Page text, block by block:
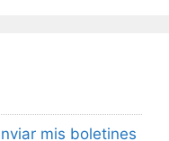
mis boletines